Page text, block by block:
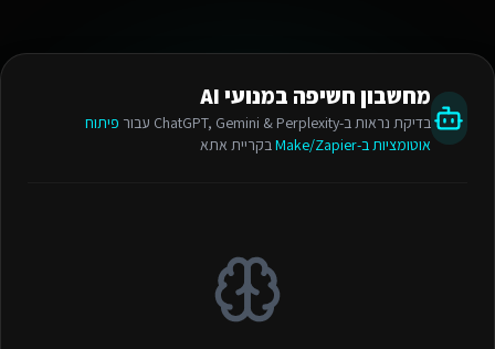
מחשבון חשיפה במנועי AI
בדיקת נראות ב-ChatGPT, Gemini & Perplexity עבור
פיתוח
אוטומציות ב-Make/Zapier
בקריית אתא